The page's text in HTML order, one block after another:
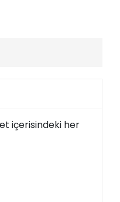
içerisindeki her